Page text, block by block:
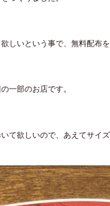
しいという事で、無料配布を
一部のお店です。
て欲しいので、あえてサイ